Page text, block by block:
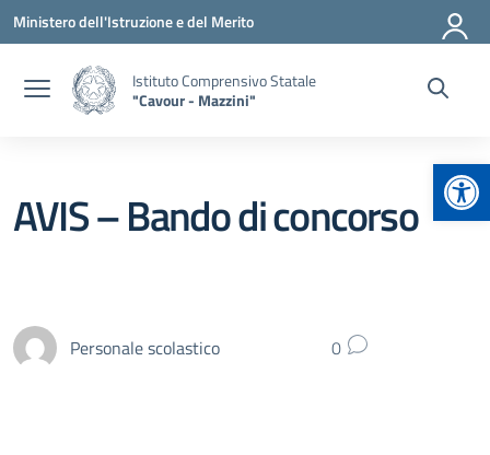
Vai ai contenuti
Vai al menu di navigazione
Vai al footer
Ministero dell'Istruzione e del Merito
Istituto Comprensivo Statale
"Cavour - Mazzini"
AVIS – Bando di concorso
Personale scolastico 0